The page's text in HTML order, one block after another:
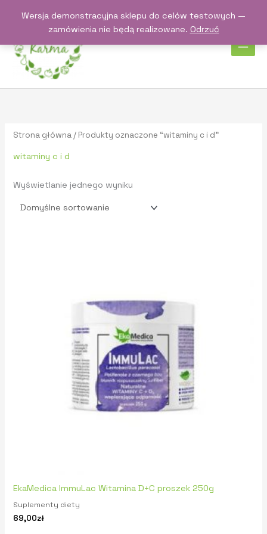
Wersja demonstracyjna sklepu do celów testowych —
zamówienia nie będą realizowane. Odrzuć
Strona główna / Produkty oznaczone “witaminy c i d”
witaminy c i d
Wyświetlanie jednego wyniku
EkaMedica ImmuLac Witamina D+C proszek 250g
Suplementy diety
69,00zł